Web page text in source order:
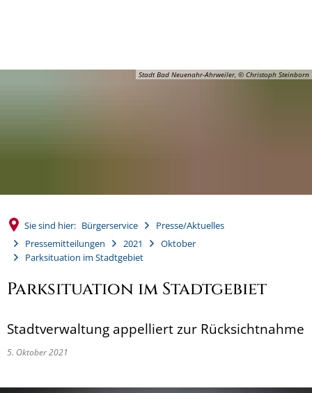
Stadt Bad Neuenahr-Ahrweiler, © Christoph Steinborn
Sie sind hier: Bürgerservice
Presse/Aktuelles
Pressemitteilungen
2021
Oktober
Parksituation im Stadtgebiet
Parksituation im Stadtgebiet
Stadtverwaltung appelliert zur Rücksichtnahme
5. Oktober 2021